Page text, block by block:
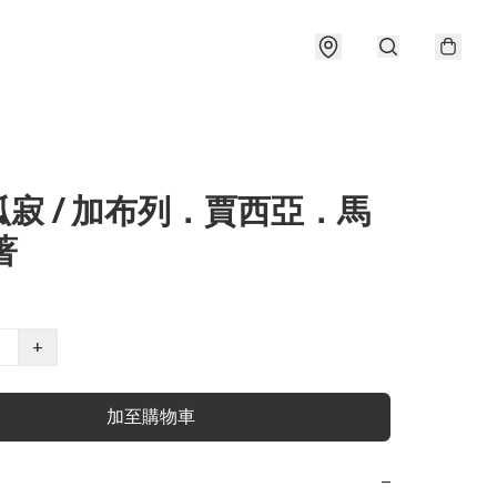
寂 / 加布列．賈西亞．馬
+
加至購物車
−